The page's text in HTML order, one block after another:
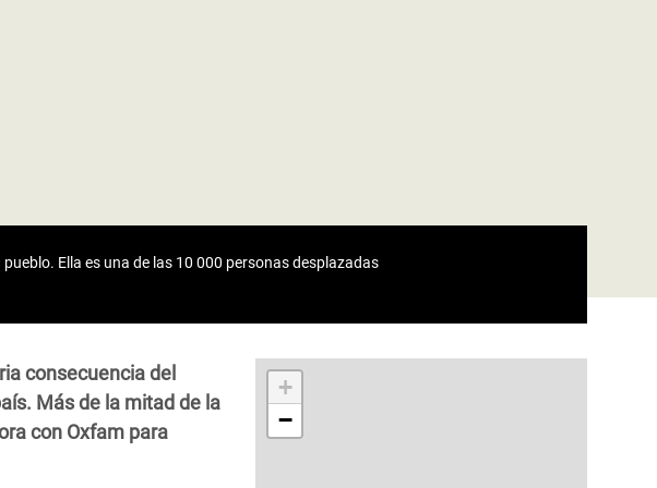
Ella es una de las 10 000 personas desplazadas
+
−
consecuencia del
Más de la mitad de la
con Oxfam para